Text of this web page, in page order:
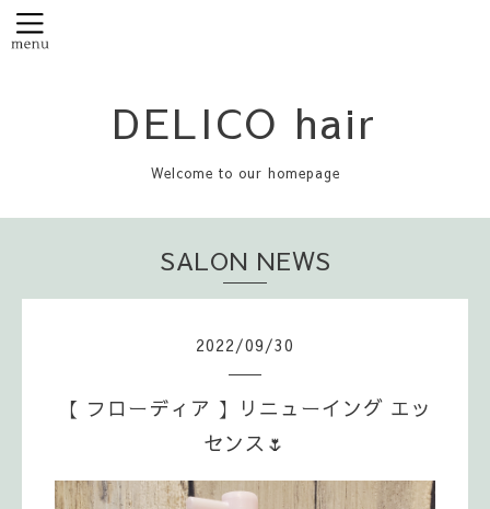
DELICO hair
Welcome to our homepage
SALON NEWS
2022/09/30
【 フローディア 】リニューイング エッ
センス🌷